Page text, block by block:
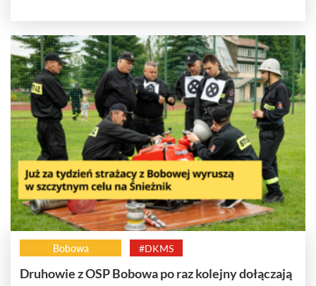
Bobowa #DKMS
Druhowie z OSP Bobowa po raz kolejny dołączają